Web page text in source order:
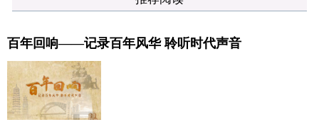
百年回响——记录百年风华 聆听时代声音